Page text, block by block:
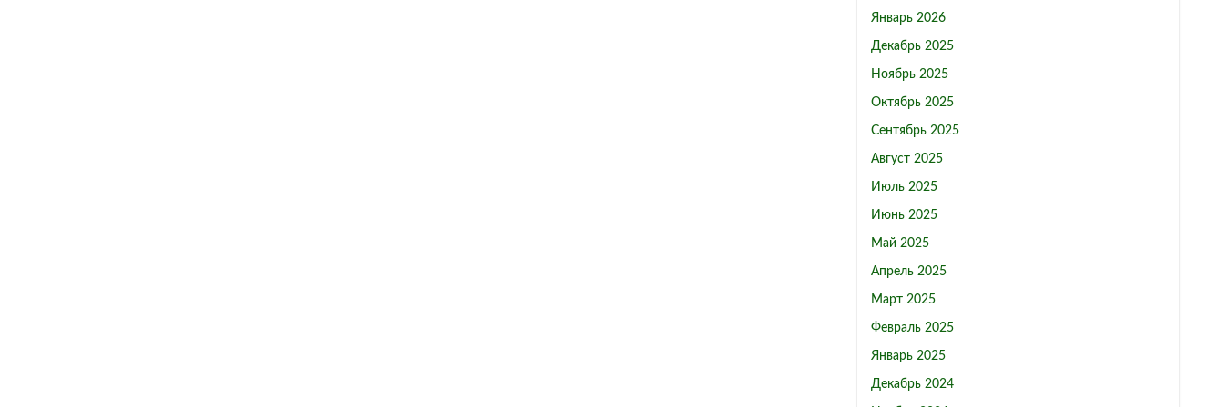
Январь 2026
Декабрь 2025
Ноябрь 2025
Октябрь 2025
Сентябрь 2025
Август 2025
Июль 2025
Июнь 2025
Май 2025
Апрель 2025
Март 2025
Февраль 2025
Январь 2025
Декабрь 2024